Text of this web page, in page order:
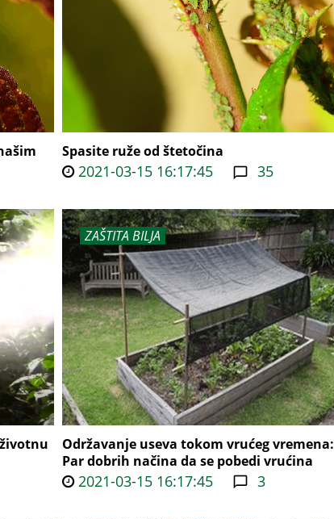
Spasite ruže od štetočina
2021-03-15 16:17:45 35
ZAŠTITA BILJA
Održavanje useva tokom vrućeg vremena:
Par dobrih načina da se pobedi vrućina
2021-03-15 16:17:45 3